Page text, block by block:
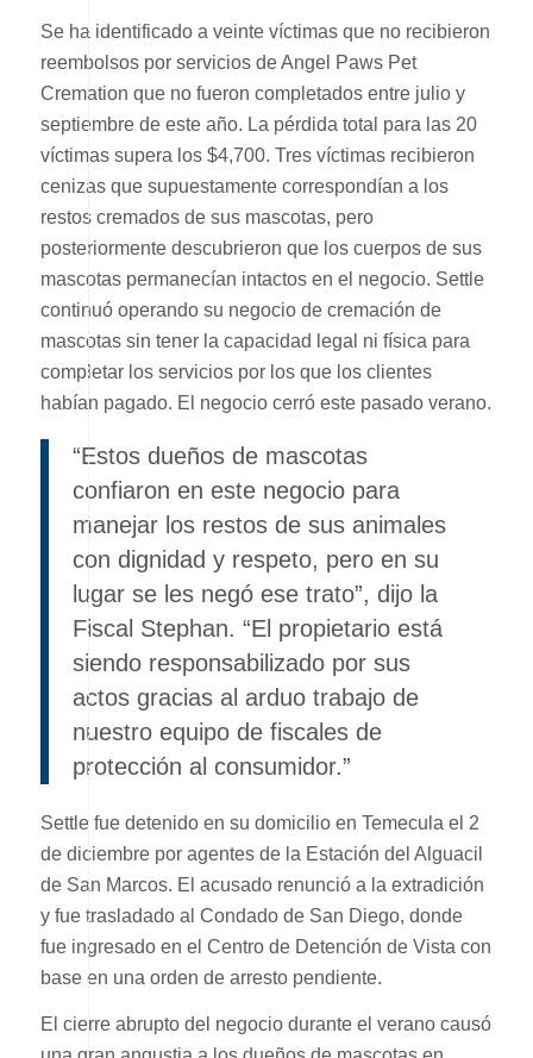
Se ha identificado a veinte víctimas que no recibieron
reembolsos por servicios de Angel Paws Pet
Cremation que no fueron completados entre julio y
septiembre de este año. La pérdida total para las 20
víctimas supera los $4,700. Tres víctimas recibieron
cenizas que supuestamente correspondían a los
restos cremados de sus mascotas, pero
posteriormente descubrieron que los cuerpos de sus
mascotas permanecían intactos en el negocio. Settle
continuó operando su negocio de cremación de
mascotas sin tener la capacidad legal ni física para
completar los servicios por los que los clientes
habían pagado. El negocio cerró este pasado verano.
“Estos dueños de mascotas
confiaron en este negocio para
manejar los restos de sus animales
con dignidad y respeto, pero en su
lugar se les negó ese trato”, dijo la
Fiscal Stephan. “El propietario está
siendo responsabilizado por sus
actos gracias al arduo trabajo de
nuestro equipo de fiscales de
protección al consumidor.”
Settle fue detenido en su domicilio en Temecula el 2
de diciembre por agentes de la Estación del Alguacil
de San Marcos. El acusado renunció a la extradición
y fue trasladado al Condado de San Diego, donde
fue ingresado en el Centro de Detención de Vista con
base en una orden de arresto pendiente.
El cierre abrupto del negocio durante el verano causó